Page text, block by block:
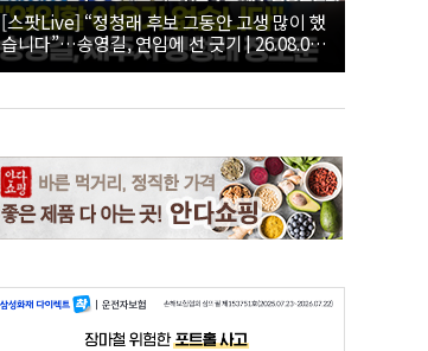
[스팟Live] “정청래 후보 그동안 고생 많이 했
습니다”…송영길, 연임에 선 긋기 | 26.08.08
더불어민주당 당대표·최고위원 후보 제주 합